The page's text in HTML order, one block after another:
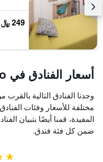
249 ﷼
أسعار الفنادق في Lanzarote Buceo
مختلفة للأسعار وفئات
المفيدة، قمنا أيضًا بتبيان
ضمن كل فئة فندق.